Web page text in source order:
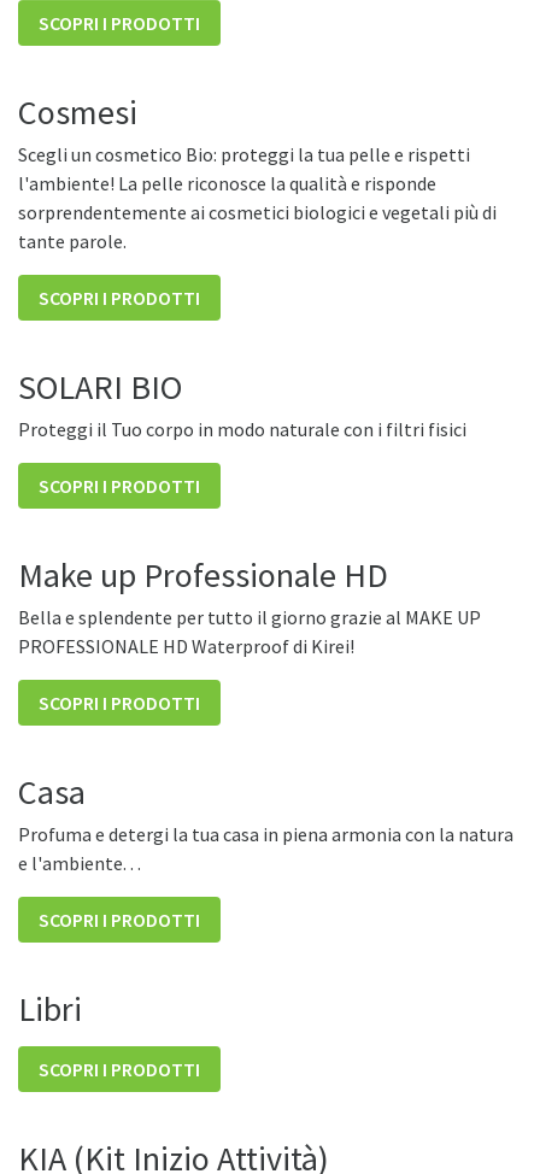
SCOPRI I PRODOTTI
Cosmesi
Scegli un cosmetico Bio: proteggi la tua pelle e rispetti
l'ambiente! La pelle riconosce la qualità e risponde
sorprendentemente ai cosmetici biologici e vegetali più di
tante parole.
SCOPRI I PRODOTTI
SOLARI BIO
Proteggi il Tuo corpo in modo naturale con i filtri fisici
SCOPRI I PRODOTTI
Make up Professionale HD
Bella e splendente per tutto il giorno grazie al MAKE UP
PROFESSIONALE HD Waterproof di Kirei!
SCOPRI I PRODOTTI
Casa
Profuma e detergi la tua casa in piena armonia con la natura
e l'ambiente. . .
SCOPRI I PRODOTTI
Libri
SCOPRI I PRODOTTI
KIA (Kit Inizio Attività)